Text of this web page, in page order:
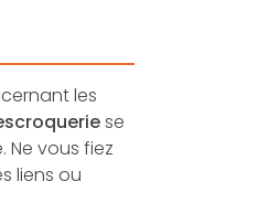
les
se
Ne vous fiez
liens ou